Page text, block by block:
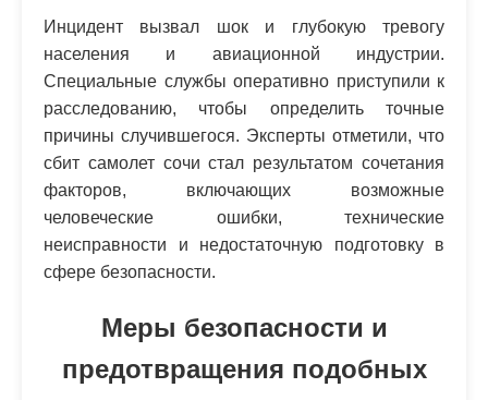
Инцидент вызвал шок и глубокую тревогу
населения и авиационной индустрии.
Специальные службы оперативно приступили к
расследованию, чтобы определить точные
причины случившегося. Эксперты отметили, что
сбит самолет сочи стал результатом сочетания
факторов, включающих возможные
человеческие ошибки, технические
неисправности и недостаточную подготовку в
сфере безопасности.
Меры безопасности и
предотвращения подобных